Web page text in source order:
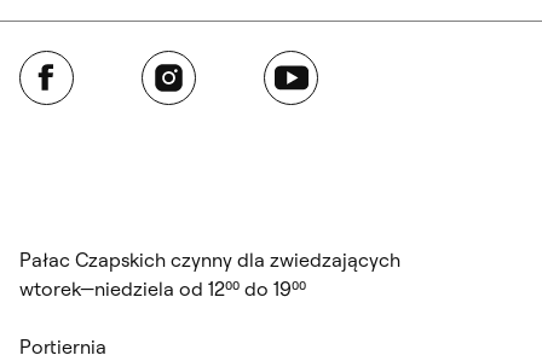
Facebook Instagram YouTube
Pałac Czapskich czynny dla zwiedzających
wtorek—niedziela od 12⁰⁰ do 19⁰⁰
Portiernia